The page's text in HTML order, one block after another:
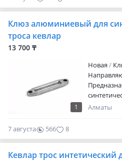
троса
Материал
Клюз алюминиевый для
троса кевлар
13 700 ₸
1
Новая
Алматы.
Алматы
7 августа 566 8
Кевлар трос интетический